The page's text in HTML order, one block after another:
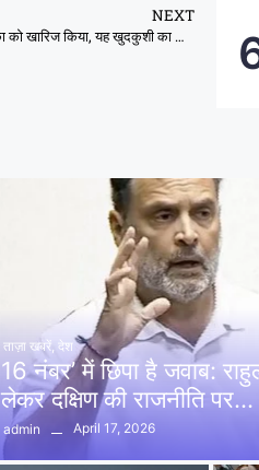
NEXT
सुशांत केस : एम्स के पैनल ने सुशांत की हत्या की आशंका को खारिज किया, यह खुदकुशी का मामला
ताज़ा खबरें देश
16 नंबर’ में छिपा है जवाब:
लेकर दक्षिण की राजनीति पर…
admin April 17, 2026